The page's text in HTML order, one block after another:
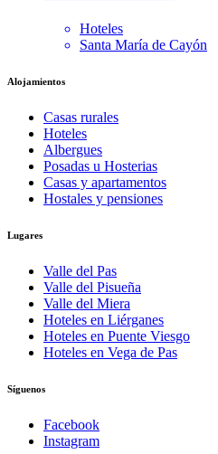
Hoteles
Santa María de Cayón
Alojamientos
Casas rurales
Hoteles
Albergues
Posadas u Hosterias
Casas y apartamentos
Hostales y pensiones
Lugares
Valle del Pas
Valle del Pisueña
Valle del Miera
Hoteles en Liérganes
Hoteles en Puente Viesgo
Hoteles en Vega de Pas
Síguenos
Facebook
Instagram